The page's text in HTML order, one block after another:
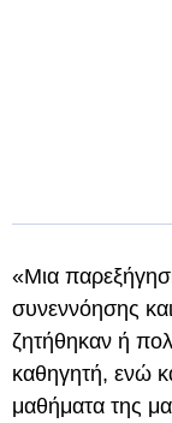
«Μια
συνεννόησης
ζητήθηκαν ή
καθηγητή, ενώ
μαθήματα της